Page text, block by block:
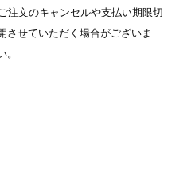
注文のキャンセルや支払い期限切
させていただく場合がございま